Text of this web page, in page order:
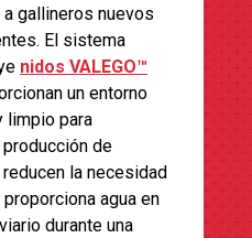
gallineros nuevos
El sistema
nidos VALEGO™
un entorno
limpio para
de
la necesidad
agua en
durante una